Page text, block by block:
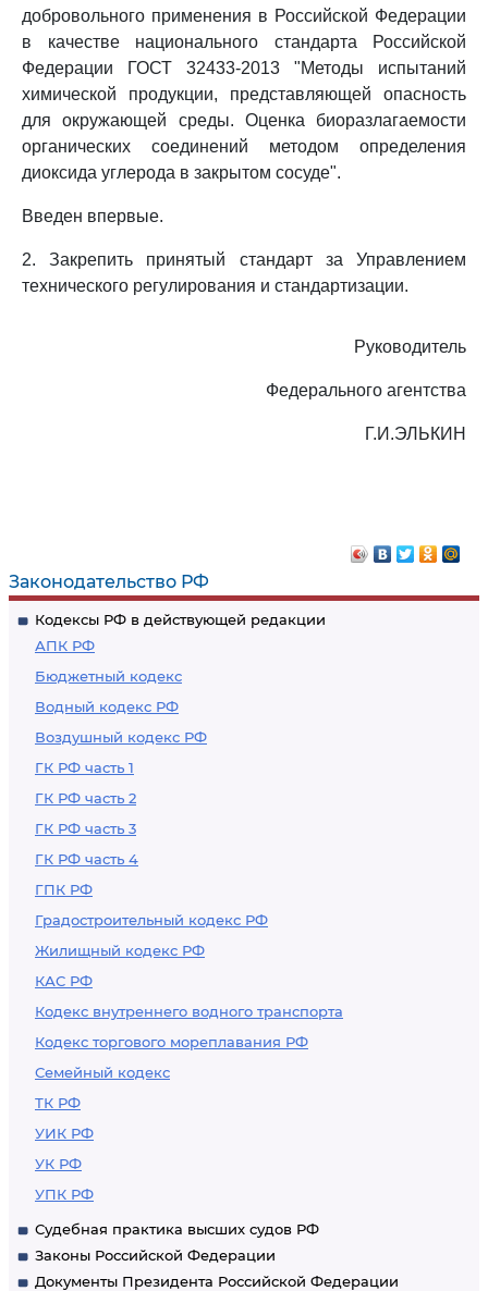
Законодательство РФ
Кодексы РФ в действующей редакции
АПК РФ
Бюджетный кодекс
Водный кодекс РФ
Воздушный кодекс РФ
ГК РФ часть 1
ГК РФ часть 2
ГК РФ часть 3
ГК РФ часть 4
ГПК РФ
Градостроительный кодекс РФ
Жилищный кодекс РФ
КАС РФ
Кодекс внутреннего водного транспорта
Кодекс торгового мореплавания РФ
Семейный кодекс
ТК РФ
УИК РФ
УК РФ
УПК РФ
Судебная практика высших судов РФ
Законы Российской Федерации
Документы Президента Российской Федерации
добровольного применения в Российской Федерации
в качестве национального стандарта Российской
Федерации ГОСТ 32433-2013 "Методы испытаний
химической продукции, представляющей опасность
для окружающей среды. Оценка биоразлагаемости
органических соединений методом определения
диоксида углерода в закрытом сосуде".
Введен впервые.
2. Закрепить принятый стандарт за Управлением
технического регулирования и стандартизации.
Руководитель
Федерального агентства
Г.И.ЭЛЬКИН